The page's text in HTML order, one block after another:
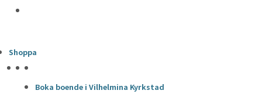
Shoppa
Boka boende i Vilhelmina Kyrkstad